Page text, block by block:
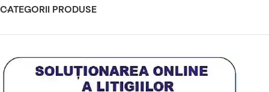
CATEGORII PRODUSE